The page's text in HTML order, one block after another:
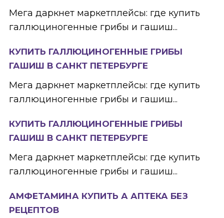
Мега даркнет маркетплейсы: где купить
галлюциногенные грибы и гашиш...
КУПИТЬ ГАЛЛЮЦИНОГЕННЫЕ ГРИБЫ
ГАШИШ В САНКТ ПЕТЕРБУРГЕ
Мега даркнет маркетплейсы: где купить
галлюциногенные грибы и гашиш...
КУПИТЬ ГАЛЛЮЦИНОГЕННЫЕ ГРИБЫ
ГАШИШ В САНКТ ПЕТЕРБУРГЕ
Мега даркнет маркетплейсы: где купить
галлюциногенные грибы и гашиш...
АМФЕТАМИНА КУПИТЬ А АПТЕКА БЕЗ
РЕЦЕПТОВ